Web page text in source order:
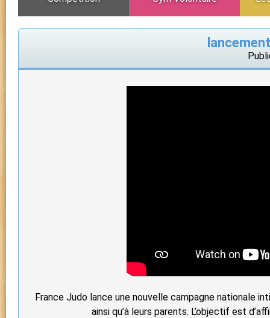
France Judo lance une nouvelle campagne nationale
ainsi qu’à leurs parents. L’objectif est